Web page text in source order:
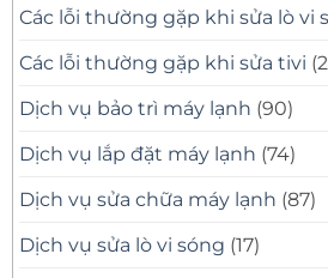
Các lỗi thường gặp khi sửa lò vi
Các lỗi thường gặp khi sửa tivi
Dịch vụ bảo trì máy lạnh (90)
Dịch vụ lắp đặt máy lạnh (74)
Dịch vụ sửa chữa máy lạnh (87)
Dịch vụ sửa lò vi sóng (17)